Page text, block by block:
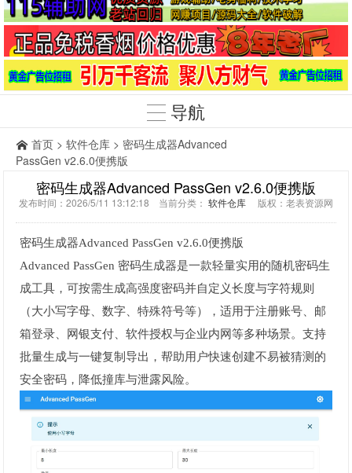
导航
首页 > 软件仓库 > 密码生成器Advanced
PassGen v2.6.0便携版
密码生成器Advanced PassGen v2.6.0便携版
发布时间：2026/5/11 13:12:18 当前分类： 软件仓库 版权：老表资源网
密码生成器Advanced PassGen v2.6.0便携版
Advanced PassGen 密码生成器是一款轻量实用的随机密码生
成工具，可按需生成高强度密码并自定义长度与字符规则
（大小写字母、数字、特殊符号等），适用于注册账号、邮
箱登录、网银支付、软件授权与企业内网等多种场景。支持
批量生成与一键复制导出，帮助用户快速创建不易被猜测的
安全密码，降低撞库与泄露风险。